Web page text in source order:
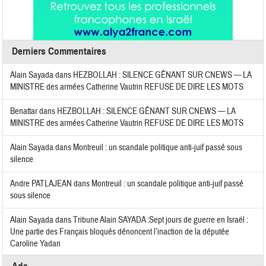
Derniers Commentaires
Alain Sayadadans HEZBOLLAH : SILENCE GÊNANT SUR CNEWS — LA
MINISTRE des armées Catherine Vautrin REFUSE DE DIRE LES MOTS
Benattardans HEZBOLLAH : SILENCE GÊNANT SUR CNEWS — LA
MINISTRE des armées Catherine Vautrin REFUSE DE DIRE LES MOTS
Alain Sayadadans Montreuil : un scandale politique anti-juif passé sous
silence
Andre PATLAJEAN dans Montreuil : un scandale politique anti-juif passé
sous silence
Alain SayadadansTribune Alain SAYADA :Sept jours de guerre en Israël :
Une partie des Français bloqués dénoncent l’inaction de la députée
Caroline Yadan